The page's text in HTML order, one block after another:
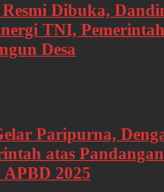
Dibuka,
TNI,
Desa
Paripurna,
atas
2025